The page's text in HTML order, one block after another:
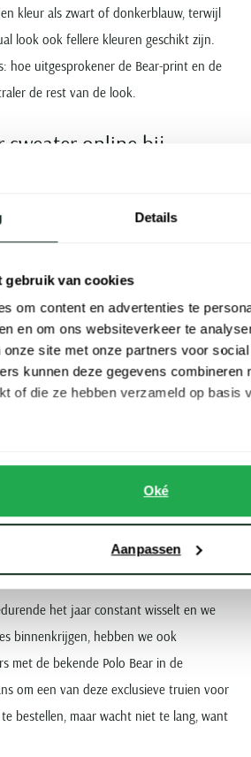
Details
gebruik van cookies
om content en advertenties te
en om ons websiteverkeer te
site met onze partners voor
kunnen deze gegevens combineren
of die ze hebben verzameld op basis
Oké
Aanpassen
kleur als zwart of donkerblauw, terwijl
look ook fellere kleuren geschikt zijn.
hoe uitgesprokener de Bear-print en de
de rest van de look.
sweater online bij
we altijd diverse Ralph Lauren
de populaire Bear-print op voorraad.
deze truien heeft u namelijk een heuse
elke look eenvoudig naar een hoger
Wij leveren uw Polo Bear sweater lekker
sweater SALE
het jaar constant wisselt en we
binnenkrijgen, hebben we ook
met de bekende Polo Bear in de
om een van deze exclusieve truien voor
bestellen, maar wacht niet te lang, want